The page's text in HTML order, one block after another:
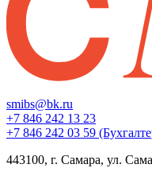
smibs@bk.ru
+7 846 242 13 23
+7 846 242 03 59
443100, г. Самара, ул.